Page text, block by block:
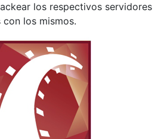
los respectivos servidores
los mismos.